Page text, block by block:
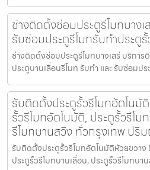
ช่างติดตั้งซ่อมประตูรีโมทบาง
รับซ่อมประตูรีโมทรับทำประตู
ช่างติดตั้งซ่อมประตูรีโมทบางเสร่ บริกา
ประตูบานเลื่อนรีโมท รับทำ และ รับซ่อมป
รับติดตั้งประตูรั้วรีโมทอัตโนมั
รั้วรีโมทอัตโนมัติ, ประตูรั้วรีโม
รีโมทบานสวิง ทั่วกรุงเทพ ปริ
รับติดตั้งประตูรั้วรีโมทอัตโนมัติห้วยขวา
ประตูรั้วรีโมทบานเลื่อน, ประตูรั้วรีโมทบา